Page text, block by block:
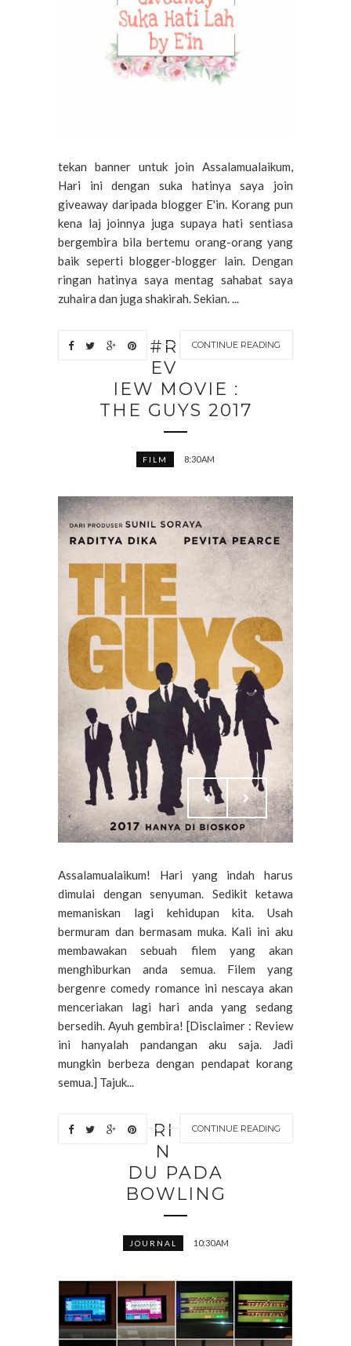
tekan banner untuk join Assalamualaikum,
Hari ini dengan suka hatinya saya join
giveaway daripada blogger E'in. Korang pun
kena laj joinnya juga supaya hati sentiasa
bergembira bila bertemu orang-orang yang
baik seperti blogger-blogger lain. Dengan
ringan hatinya saya mentag sahabat saya
zuhaira dan juga shakirah. Sekian. ...
CONTINUE READING
#R
EV
IEW MOVIE :
THE GUYS 2017
FILM 8:30 AM
Assalamualaikum! Hari yang indah harus
dimulai dengan senyuman. Sedikit ketawa
memaniskan lagi kehidupan kita. Usah
bermuram dan bermasam muka. Kali ini aku
membawakan sebuah filem yang akan
menghiburkan anda semua. Filem yang
bergenre comedy romance ini nescaya akan
menceriakan lagi hari anda yang sedang
bersedih. Ayuh gembira! [Disclaimer : Review
ini hanyalah pandangan aku saja. Jadi
mungkin berbeza dengan pendapat korang
semua.] Tajuk...
CONTINUE READING
RI
N
DU PADA
BOWLING
JOURNAL 10:30 AM